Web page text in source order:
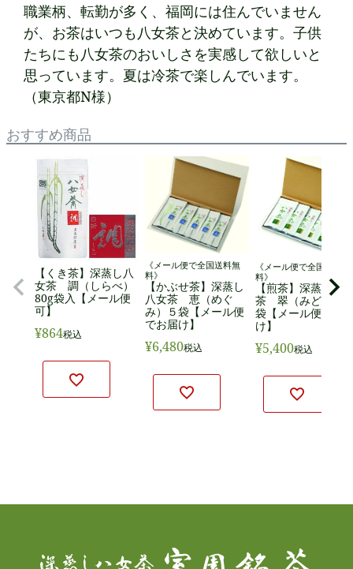
職業柄、転勤が多く、福岡には住んでいません
が、お茶はいつも八女茶と決めています。子供
たちにも八女茶のおいしさを実感して欲しいと
思っています。夏は冷茶で楽しんでいます。
（東京都N様）
おすすめ商品
【くき茶】深蒸し八
女茶 調（しらべ）
80g袋入【メール便
可】
¥864税込
《メール便で全国送料無
料》
【かぶせ茶】深蒸し
八女茶 恵（めぐ
み）５袋【メール便
でお届け】
¥6,480税込
《メール便で全国送料無
料》
【煎茶】深蒸し八
茶 翠（みどり）
袋【メール便でお
け】
¥5,400税込